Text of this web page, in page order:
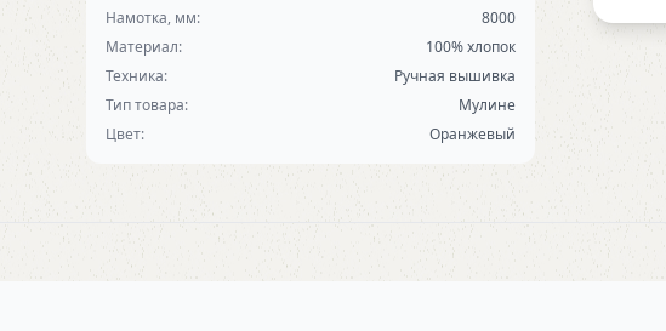
Намотка, мм:
8000
Материал:
100% хлопок
Техника:
Ручная вышивка
Тип товара:
Мулине
Цвет:
Оранжевый